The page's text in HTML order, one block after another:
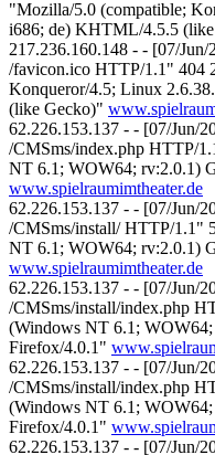
"Mozilla/5.0 (compatible;
i686; de) KHTML/4.5.5
217.236.160.148 - - [07/
/favicon.ico HTTP/1.1" 404
Konqueror/4.5; Linux
(like Gecko)"
62.226.153.137 - - [07/Jun/
/CMSms/index.php HTTP/
NT 6.1; WOW64; rv:2.0.1)
www.spielraumimtheater.de
62.226.153.137 - - [07/Jun/
/CMSms/install/ HTTP/1.1"
NT 6.1; WOW64; rv:2.0.1)
www.spielraumimtheater.de
62.226.153.137 - - [07/Jun/
/CMSms/install/index.php
(Windows NT 6.1; WOW64;
Firefox/4.0.1"
62.226.153.137 - - [07/Jun/
/CMSms/install/index.php
(Windows NT 6.1; WOW64;
Firefox/4.0.1"
62.226.153.137 - - [07/Jun/